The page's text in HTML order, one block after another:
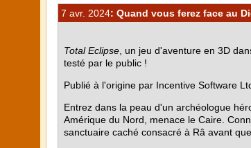
7 avr. 2024: Quand vous ferez face au
Total Eclipse , un jeu d'aventure en 3D
testé par le public !
Publié à l'origine par Incentive Software
Entrez dans la peau d'un archéologue
Amérique du Nord, menace le Caire.
sanctuaire caché consacré à Râ avant